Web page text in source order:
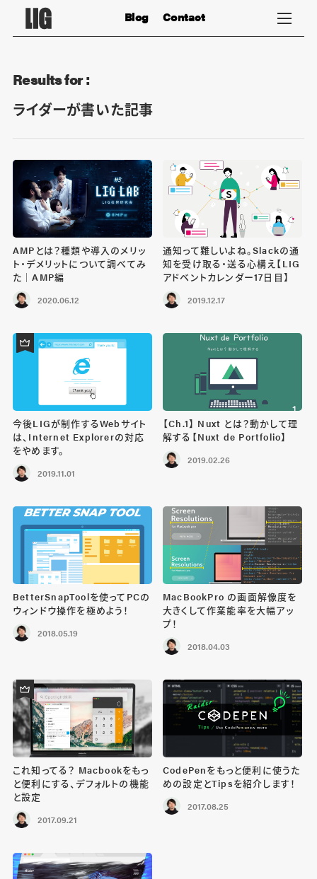
Contact
Blog
Results for :
ライダーが書いた記事
AMPとは？種類や導入のメリッ
ト・デメリットについて調べてみ
た｜AMP編
2020.06.12
通知って難しいよね。Slackの通
知を受け取る・送る心構え【LIG
アドベントカレンダー17日目】
2019.12.17
今後LIGが制作するWebサイト
は、Internet Explorerの対応
をやめます。
2019.11.01
【Ch.1】 Nuxt とは？動かして理
解する【Nuxt de Portfolio】
2019.02.26
BetterSnapToolを使ってPCの
ウィンドウ操作を極めよう！
2018.05.19
MacBookPro の画面解像度を
大きくして作業能率を大幅アッ
プ！
2018.04.03
これ知ってる？ Macbookをもっ
と便利にする、デフォルトの機能
と設定
2017.09.21
CodePenをもっと便利に使うた
めの設定とTipsを紹介します！
2017.08.25